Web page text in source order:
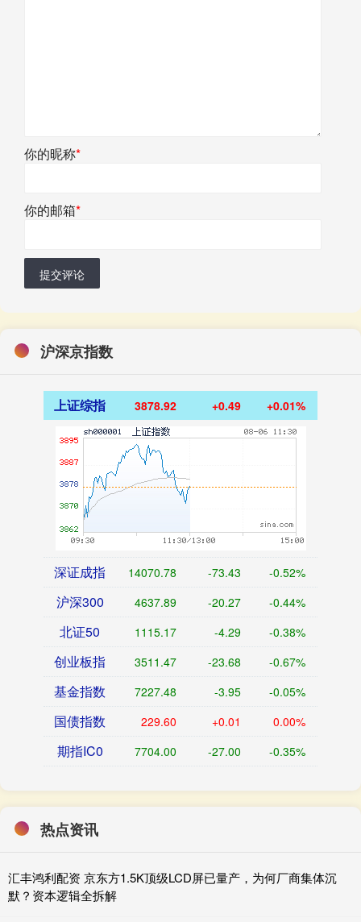
你的昵称*
你的邮箱*
提交评论
沪深京指数
上证综指 3878.92 +0.49 +0.01%
深证成指 14070.78 -73.43 -0.52%
沪深300 4637.89 -20.27 -0.44%
北证50 1115.17 -4.29 -0.38%
创业板指 3511.47 -23.68 -0.67%
基金指数 7227.48 -3.95 -0.05%
国债指数 229.60 +0.01 0.00%
期指IC0 7704.00 -27.00 -0.35%
热点资讯
汇丰鸿利配资 京东方1.5K顶级LCD屏已量产，为何厂商集体沉
默？资本逻辑全拆解